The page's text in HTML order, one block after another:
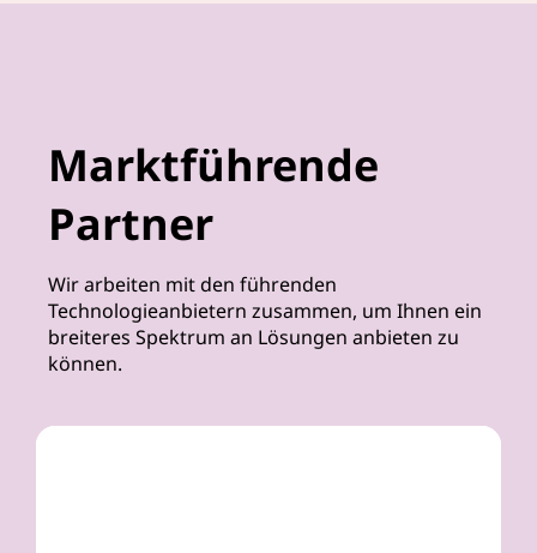
Marktführende
Partner
Wir arbeiten mit den führenden
Technologieanbietern zusammen, um Ihnen ein
breiteres Spektrum an Lösungen anbieten zu
können.